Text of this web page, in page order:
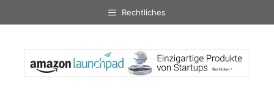
Rechtliches